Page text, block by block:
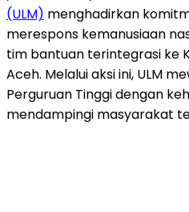
(ULM) menghadirkan
merespons kemanusiaan
tim bantuan terintegrasi ke
Aceh. Melalui aksi ini, ULM
Perguruan Tinggi dengan
mendampingi masyarakat